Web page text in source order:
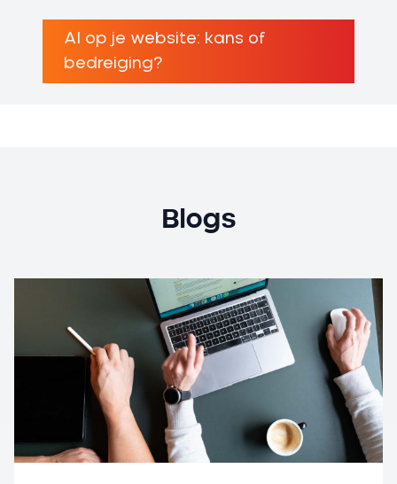
AI op je website: kans of
bedreiging?
Blogs